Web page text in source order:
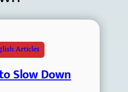
Articles
Slow Down